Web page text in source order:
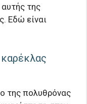
της
Εδώ είναι
της πολυθρόνας